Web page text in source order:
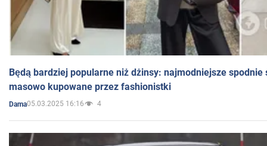
Będą bardziej popularne niż dżinsy: najmodniejsze spodnie
masowo kupowane przez fashionistki
Dama05.03.2025 16:16 4